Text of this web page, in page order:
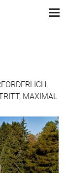
MAXIMAL